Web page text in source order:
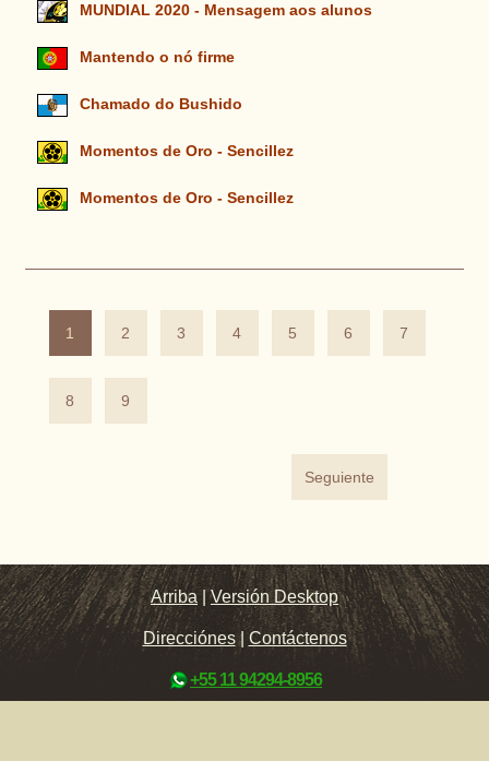
MUNDIAL 2020 - Mensagem aos alunos
Mantendo o nó firme
Chamado do Bushido
Momentos de Oro - Sencillez
Momentos de Oro - Sencillez
1 2 3 4 5 6 7
8 9
Seguiente
Arriba |Versión Desktop
Direcciónes| Contáctenos
+55 11 94294-8956